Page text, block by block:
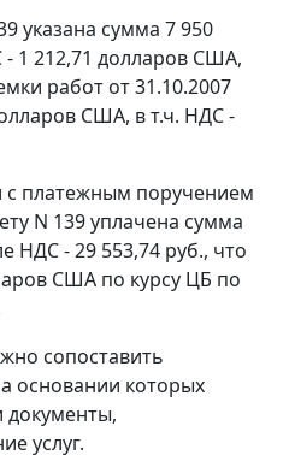
указана сумма 7 950
1 212,71 долларов США,
работ от 31.10.2007
США, в т.ч. НДС -
с платежным поручением
N 139 уплачена сумма
НДС - 29 553,74 руб., что
США по курсу ЦБ по
сопоставить
основании которых
документы,
услуг.